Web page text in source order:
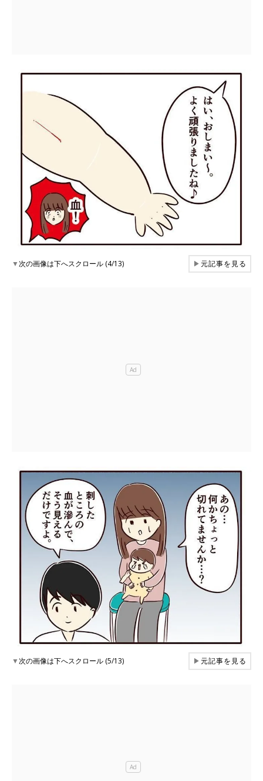
▼次の画像は下へスクロール (4/13) ▶元記事を見る
▼次の画像は下へスクロール (5/13) ▶元記事を見る